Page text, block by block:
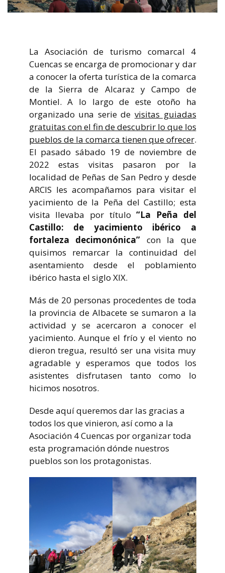
La Asociación de turismo comarcal 4
Cuencas se encarga de promocionar y dar
a conocer la oferta turística de la comarca
de la Sierra de Alcaraz y Campo de
Montiel. A lo largo de este otoño ha
organizado una serie de visitas guiadas
gratuitas con el fin de descubrir lo que los
pueblos de la comarca tienen que ofrecer.
El pasado sábado 19 de noviembre de
2022 estas visitas pasaron por la
localidad de Peñas de San Pedro y desde
ARCIS les acompañamos para visitar el
yacimiento de la Peña del Castillo; esta
visita llevaba por título“La Peña del
Castillo: de yacimiento ibérico a
fortaleza decimonónica” con la que
quisimos remarcar la continuidad del
asentamiento desde el poblamiento
ibérico hasta el siglo XIX.
Más de 20 personas procedentes de toda
la provincia de Albacete se sumaron a la
actividad y se acercaron a conocer el
yacimiento. Aunque el frío y el viento no
dieron tregua, resultó ser una visita muy
agradable y esperamos que todos los
asistentes disfrutasen tanto como lo
hicimos nosotros.
Desde aquí queremos dar las gracias a
todos los que vinieron, así como a la
Asociación 4 Cuencas por organizar toda
esta programación dónde nuestros
pueblos son los protagonistas.